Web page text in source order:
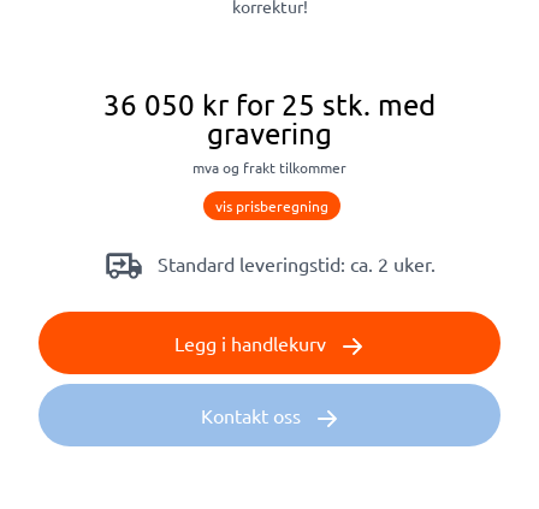
korrektur!
36 050 kr for 25 stk. med
gravering
mva og frakt tilkommer
vis prisberegning
Standard leveringstid: ca. 2 uker.
Legg i handlekurv
Kontakt oss